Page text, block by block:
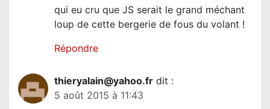
qui eu cru que JS serait le grand méchant
loup de cette bergerie de fous du volant !
Répondre
thieryalain@yahoo.fr dit :
5 août 2015 à 11:43